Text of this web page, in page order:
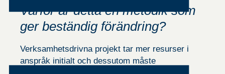
Varför är detta en metodik som
ger beständig förändring?
Verksamhetsdrivna projekt tar mer resurser i
anspråk initialt och dessutom måste